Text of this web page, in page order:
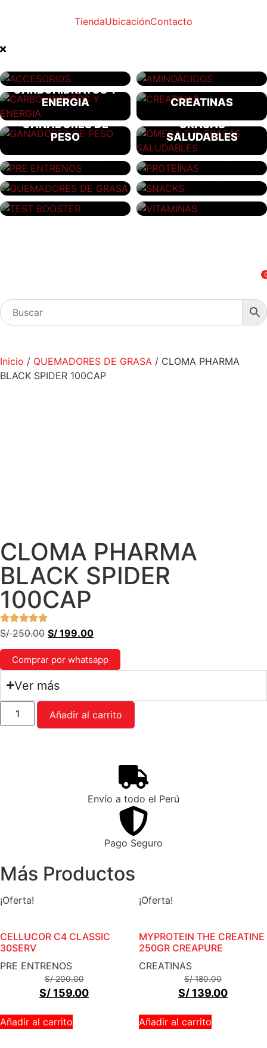
TiendaUbicaciónContacto
CARBOHIDRATOS Y
ENERGIA
CREATINAS
GANADORES DE
PESO
GRASAS
SALUDABLES
PRE ENTRENOS
PROTEÍNAS
QUEMADORES DE
GRASA
SNACKS
TEST BOOSTER
VITAMINAS
0
Inicio / QUEMADORES DE GRASA / CLOMA PHARMA
BLACK SPIDER 100CAP
CLOMA PHARMA
BLACK SPIDER
100CAP
S/250.00 S/ 199.00
Comprar por whatsapp
Ver más
Añadir al carrito
Envío a todo el Perú
Pago Seguro
Más Productos
¡Oferta!
CELLUCOR C4 CLASSIC
30SERV
PRE ENTRENOS
S/200.00
S/ 159.00
Añadir al carrito
¡Oferta!
MYPROTEIN THE CREATINE
250GR CREAPURE
CREATINAS
S/180.00
S/139.00
Añadir al carrito